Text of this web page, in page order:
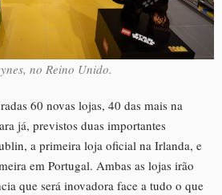
no Reino Unido.
60 novas lojas, 40 das mais na
já, previstos duas importantes
a primeira loja oficial na Irlanda, e
em Portugal. Ambas as lojas irão
que será inovadora face a tudo o que